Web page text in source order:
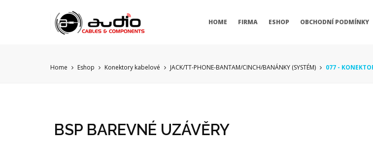
HOME FIRMA ESHOP OBCHODNÍ PODMÍNKY
Home Eshop Konektory kabelové JACK/TT-PHONE-BANTAM/CINCH/BANÁNKY (SYSTÉM) 077 -
BSP BAREVNÉ UZÁVĚRY